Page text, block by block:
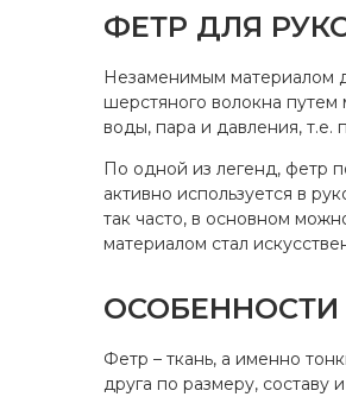
ФЕТР ДЛЯ
Незаменимым материалом
шерстяного волокна
воды, пара и давления, т.е.
По одной из легенд, фетр
активно используется в
так часто, в основном
материалом стал
Фетр – ткань, а именно
друга по размеру, составу